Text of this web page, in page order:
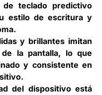
teclado predictivo
estilo de escritura y
y brillantes imitan
la pantalla, lo que
y consistente en
del dispositivo está